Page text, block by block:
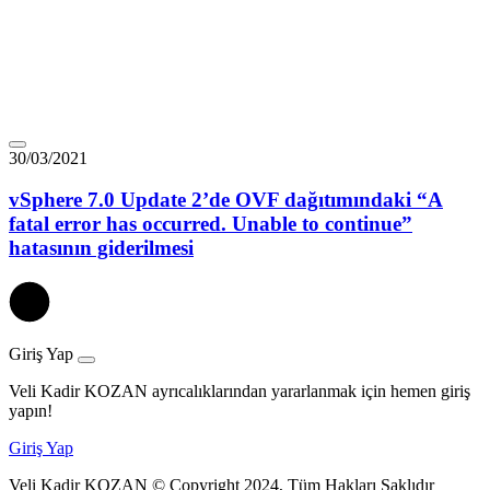
30/03/2021
vSphere 7.0 Update 2’de OVF dağıtımındaki “A
fatal error has occurred. Unable to continue”
hatasının giderilmesi
Giriş Yap
Veli Kadir KOZAN ayrıcalıklarından yararlanmak için hemen giriş
yapın!
Giriş Yap
Veli Kadir KOZAN © Copyright 2024, Tüm Hakları Saklıdır